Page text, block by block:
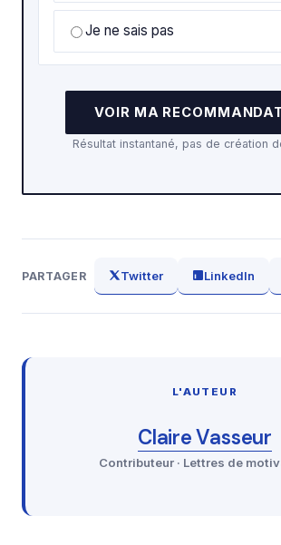
Je ne sais pas
VOIR MA
Résultat instantané, pas de création
PARTAGER Twitter LinkedIn
L'AUTEUR
Claire Vasseur
Contributeur · Lettres de